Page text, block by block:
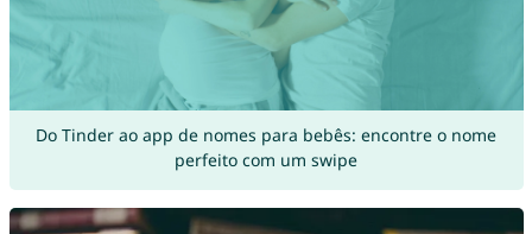
Do Tinder ao app de nomes para bebês: encontre o nome
perfeito com um swipe